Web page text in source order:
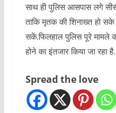
साथ ही पुलिस आसपास लगे
ताकि मृतक की शिनाख्त हो
सकें.फिलहाल पुलिस पूरे मामले
होने का इंतजार किया जा रहा है.
Spread the love